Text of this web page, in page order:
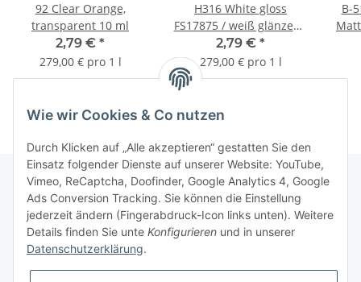
92 Clear Orange,
transparent 10 ml
2,79 € *
279,00 € pro 1 l
H316 White gloss
FS17875 / weiß glänzend
10 ml
2,79 € *
279,00 € pro 1 l
B-
Informationen
Gesetzliche Informationen
Wie wir Cookies & Co nutzen
Durch Klicken auf „Alle akzeptieren“ gestatten Sie den
Einsatz folgender Dienste auf unserer Website: YouTube,
Vimeo, ReCaptcha, Doofinder, Google Analytics 4, Google
Ads Conversion Tracking. Sie können die Einstellung
jederzeit ändern (Fingerabdruck-Icon links unten). Weitere
Details finden Sie unte Konfigurieren und in unserer
Datenschutzerklärung.